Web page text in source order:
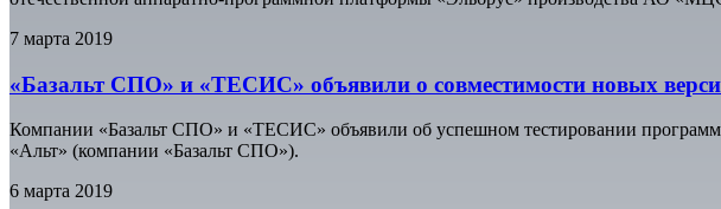
7 марта 2019
«Базальт СПО» и «ТЕСИС» объявили о совместимости новых
Компании «Базальт СПО» и «ТЕСИС» объявили об успешном тестировании
«Альт» (компании «Базальт СПО»).
6 марта 2019